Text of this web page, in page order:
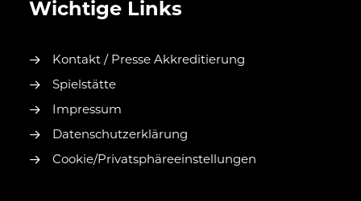
Wichtige Links
Kontakt / Presse Akkreditierung
Spielstätte
Impressum
Datenschutzerklärung
Cookie/Privatsphäreeinstellungen